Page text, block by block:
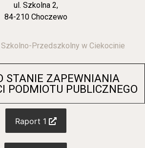
ul. Szkolna 2,
84-210 Choczewo
Przedszkolny w Ciekocinie
STANIE ZAPEWNIANIA
PODMIOTU PUBLICZNEGO
Raport 1